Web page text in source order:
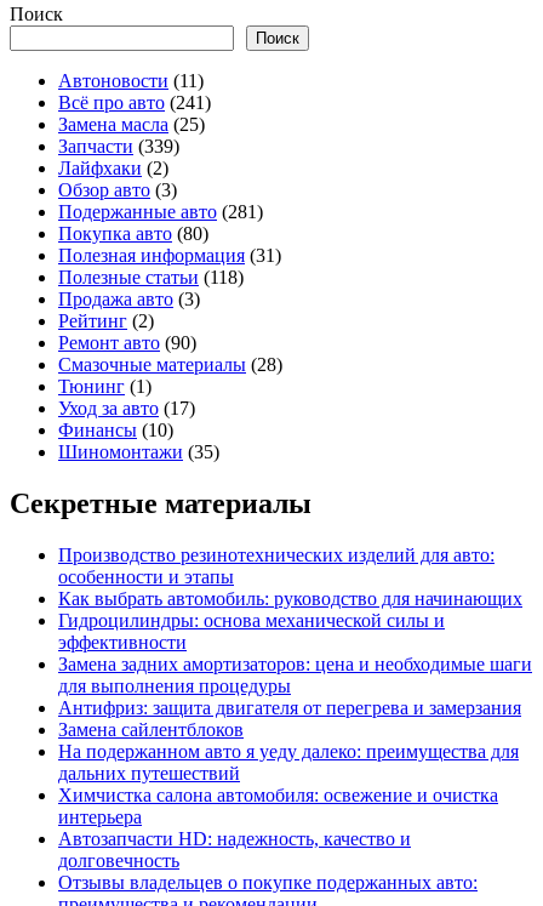
Поиск
Поиск
Автоновости (11)
Всё про авто (241)
Замена масла (25)
Запчасти (339)
Лайфхаки (2)
Обзор авто (3)
Подержанные авто (281)
Покупка авто (80)
Полезная информация (31)
Полезные статьи (118)
Продажа авто (3)
Рейтинг (2)
Ремонт авто (90)
Смазочные материалы (28)
Тюнинг (1)
Уход за авто (17)
Финансы (10)
Шиномонтажи (35)
Секретные материалы
Производство резинотехнических изделий для авто:
особенности и этапы
Как выбрать автомобиль: руководство для начинающих
Гидроцилиндры: основа механической силы и
эффективности
Замена задних амортизаторов: цена и необходимые шаги
для выполнения процедуры
Антифриз: защита двигателя от перегрева и замерзания
Замена сайлентблоков
На подержанном авто я уеду далеко: преимущества для
дальних путешествий
Химчистка салона автомобиля: освежение и очистка
интерьера
Автозапчасти HD: надежность, качество и
долговечность
Отзывы владельцев о покупке подержанных авто: